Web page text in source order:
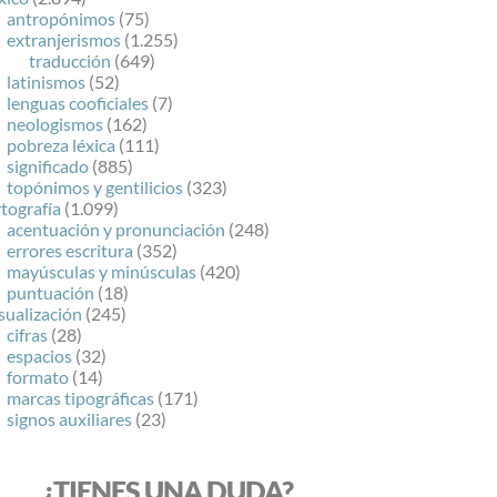
antropónimos (75)
extranjerismos (1.255)
traducción (649)
latinismos (52)
lenguas cooficiales (7)
neologismos (162)
pobreza léxica (111)
significado (885)
topónimos y gentilicios (323)
(1.099)
acentuación y pronunciación (248)
errores escritura (352)
mayúsculas y minúsculas (420)
puntuación (18)
(245)
cifras (28)
espacios (32)
formato (14)
marcas tipográficas (171)
signos auxiliares (23)
¿TIENES UNA DUDA?